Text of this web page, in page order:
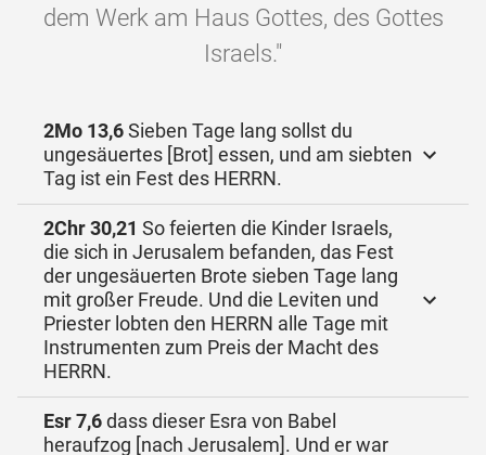
dem Werk am Haus Gottes, des Gottes
Israels."
2Mo 13,6Sieben Tage lang sollst du
ungesäuertes [Brot] essen, und am siebten
Tag ist ein Fest des HERRN.
2Chr 30,21 So feierten die Kinder Israels,
die sich in Jerusalem befanden, das Fest
der ungesäuerten Brote sieben Tage lang
mit großer Freude. Und die Leviten und
Priester lobten den HERRN alle Tage mit
Instrumenten zum Preis der Macht des
HERRN.
Esr 7,6dass dieser Esra von Babel
heraufzog [nach Jerusalem]. Und er war